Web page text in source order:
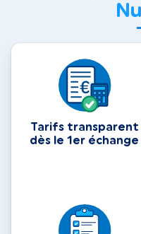
Tarifs transparent
dès le 1er échange